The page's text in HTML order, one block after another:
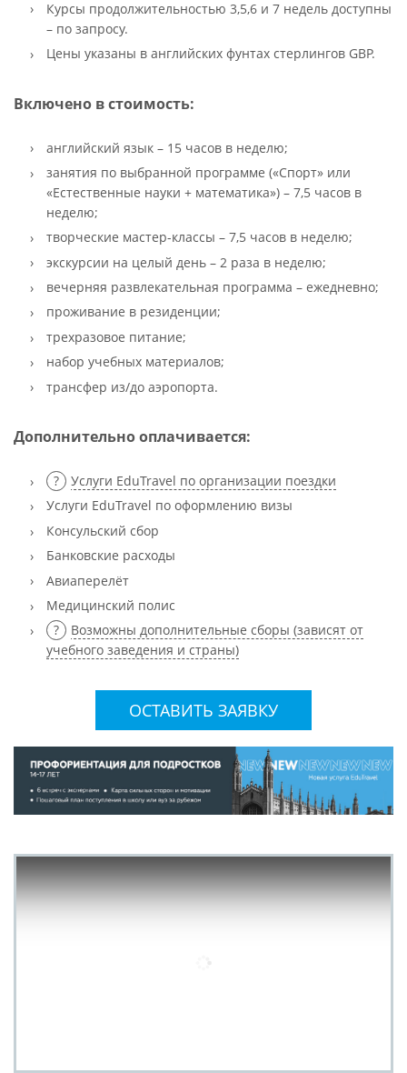
Курсы продолжительностью 3,5,6 и 7 недель доступны
– по запросу.
Цены указаны в английских фунтах стерлингов GBP.
Включено в стоимость:
английский язык – 15 часов в неделю;
занятия по выбранной программе («Спорт» или
«Естественные науки + математика») – 7,5 часов в
неделю;
творческие мастер-классы – 7,5 часов в неделю;
экскурсии на целый день – 2 раза в неделю;
вечерняя развлекательная программа – ежедневно;
проживание в резиденции;
трехразовое питание;
набор учебных материалов;
трансфер из/до аэропорта.
Дополнительно оплачивается:
Услуги EduTravel по организации поездки
Услуги EduTravel по оформлению визы
Консульский сбор
Банковские расходы
Авиаперелёт
Медицинский полис
Возможны дополнительные сборы (зависят от
учебного заведения и страны)
ОСТАВИТЬ ЗАЯВКУ